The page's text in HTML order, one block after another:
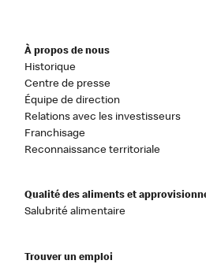
À propos de nous
Historique
Centre de presse
Équipe de direction
Relations avec les investisseurs
Franchisage
Reconnaissance territoriale
Qualité des aliments et
Salubrité alimentaire
Trouver un emploi